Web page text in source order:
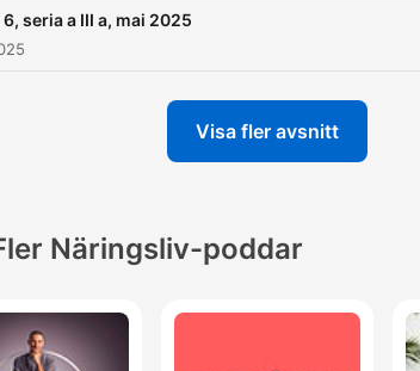
6, seria a III a, mai 2025
Visa fler avsnitt
Näringsliv-poddar